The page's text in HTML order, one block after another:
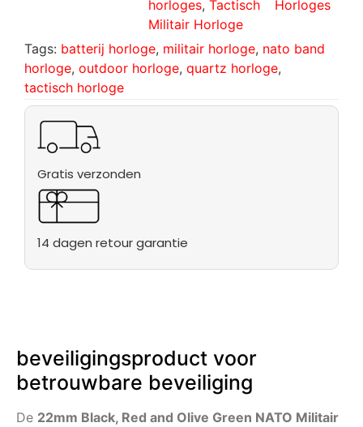
horloges, Tactisch
Militair Horloge
Horloges
Tags: batterij horloge, militair horloge, nato band
horloge, outdoor horloge, quartz horloge,
tactisch horloge
Gratis verzonden
14 dagen retour garantie
beveiligingsproduct voor
betrouwbare beveiliging
De 22mm Black, Red and Olive Green NATO Militair